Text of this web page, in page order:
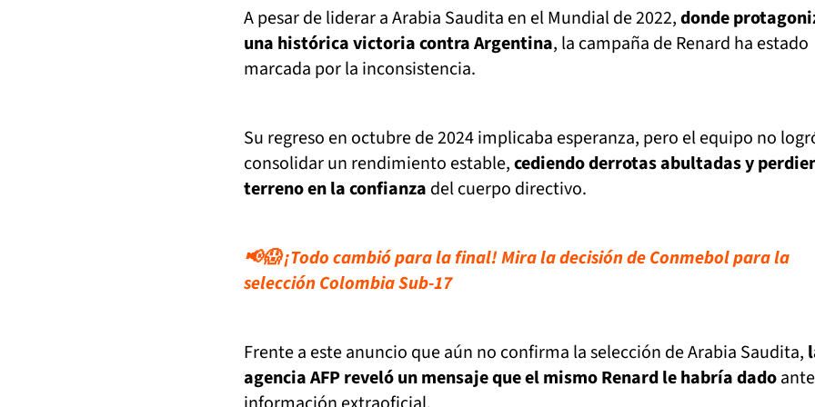
A pesar de liderar a Arabia Saudita en el Mundial de 2022,donde
una histórica victoria contra Argentina, la campaña de Renard ha estado
marcada por la inconsistencia.
Su regreso en octubre de 2024 implicaba esperanza, pero el equipo no
consolidar un rendimiento estable,cediendo derrotas abultadas y
terreno en la confianza del cuerpo directivo.
📢😱 ¡Todo cambió para la final! Mira la decisión de Conmebol para la
selección Colombia Sub-17
Frente a este anuncio que aún no confirma la selección de Arabia Saudita,
agencia AFP reveló un mensaje que el mismo Renard le habría dado